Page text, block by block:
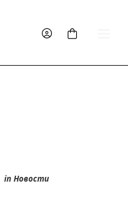
in Новости